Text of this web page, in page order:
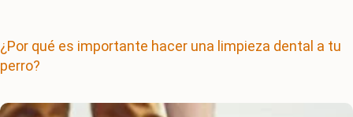
¿Por qué es importante hacer una limpieza dental a tu
perro?